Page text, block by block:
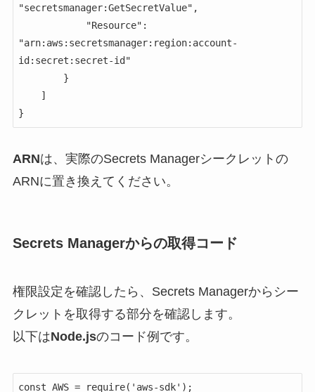
"secretsmanager:GetSecretValue",
"arn:aws:secretsmanager:region:account-
id:secret:secret-id"
}
ARNは、実際のSecrets Managerシークレットの
ARNに置き換えてください。
Secrets Managerからの取得コード
権限設定を確認したら、Secrets Managerからシー
クレットを取得する部分を確認します。
以下はNode.jsのコード例です。
const AWS = require('aws-sdk');